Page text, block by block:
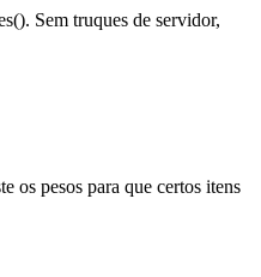
Sem truques de servidor,
os pesos para que certos itens